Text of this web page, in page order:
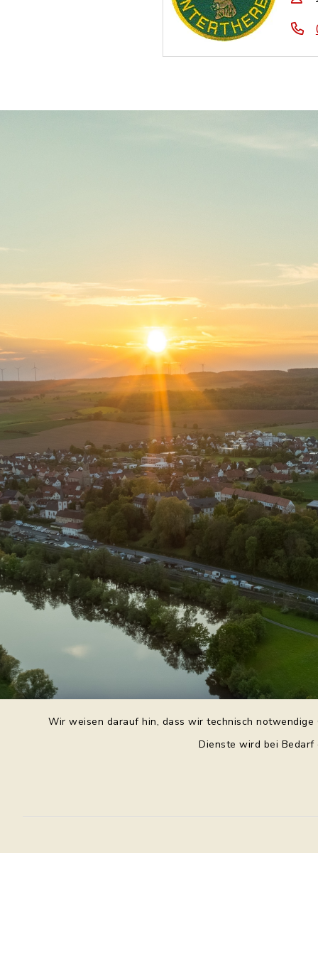
Wir weisen darauf hin, dass wir technisch
Dienste wird bei